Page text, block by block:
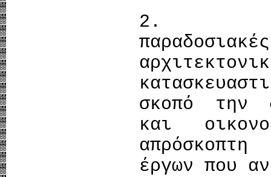
2.
σκοπό την
και
έργων που